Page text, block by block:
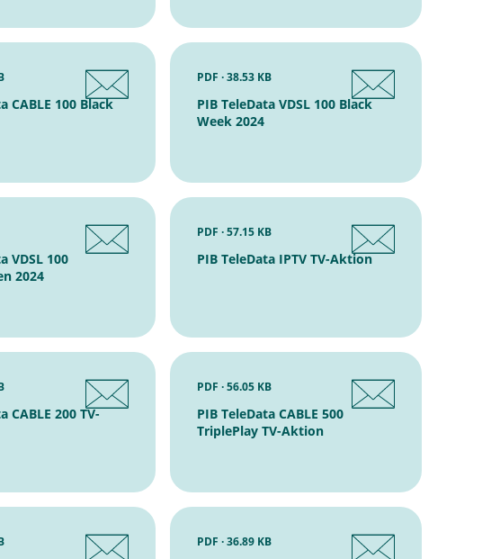
CABLE 100 Black
PIB TeleData VDSL 100 Black
Week 2024
PDF · 38.53 KB
VDSL 100
2024
PIB TeleData IPTV TV-Aktion
PDF · 57.15 KB
CABLE 200 TV-
PIB TeleData CABLE 500
TriplePlay TV-Aktion
PDF · 56.05 KB
PDF · 36.89 KB